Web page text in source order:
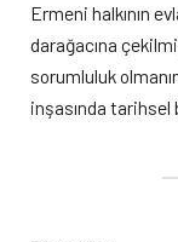
Ermeni halkının
darağacına
sorumluluk
inşasında tarihsel